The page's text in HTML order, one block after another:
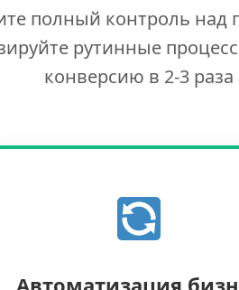
полный контроль над
рутинные
конверсию в 2-3 раза
Автоматизация